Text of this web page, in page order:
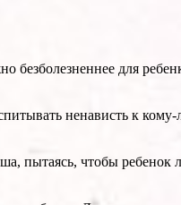
для
ненависть к
пытаясь, чтобы